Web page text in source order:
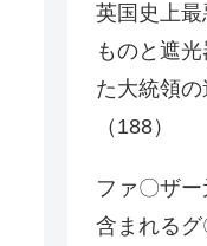
英国史上
ものと遮
た大統領
（188）
ファ〇ザ
含まれる